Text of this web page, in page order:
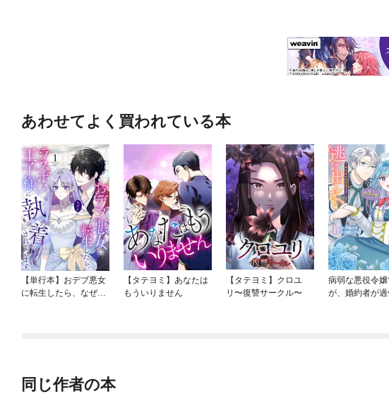
あわせてよく買われている本
【単行本】おデブ悪女
に転生したら、なぜか
【タテヨミ】あなたは
もういりません
【タテヨミ】クロユ
リ〜復讐サークル〜
病弱な悪役令
が、婚約者が過
同じ作者の本